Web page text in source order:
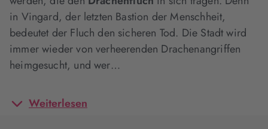
in Vingard, der letzten Bastion der Menschheit,
bedeutet der Fluch den sicheren Tod. Die Stadt wird
immer wieder von verheerenden Drachenangriffen
heimgesucht, und wer…
Weiterlesen